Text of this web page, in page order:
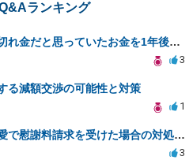
ランキング
ダブル不倫・借金・手切れ金だと思っていたお金を1年後いまさら脅迫罪として通知書が来てまとめて請求
3
る減額交渉の可能性と対策
1
未成年の娘がネット恋愛で慰謝料請求を受けた場合の対処法は？
3